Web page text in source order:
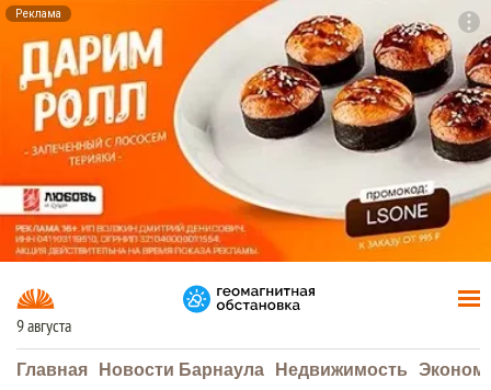
Реклама
9 августа
Главная Новости Барнаула Недвижимость